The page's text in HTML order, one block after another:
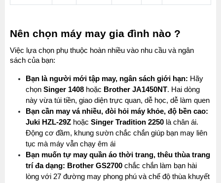
Nên chọn máy may gia đình nào ?
Việc lựa chọn phụ thuộc hoàn nhiều vào nhu cầu và ngân
sách của bạn:
Bạn là người mới tập may, ngân sách giới hạn: Hãy
chọn Singer 1408 hoặc Brother JA1450NT. Hai dòng
này vừa túi tiền, giao diện trực quan, dễ học, dễ làm quen
Bạn cần may vá nhiều, đòi hỏi máy khỏe, độ bền cao:
Juki HZL-29Z hoặc Singer Tradition 2250 là chân ái.
Động cơ đầm, khung sườn chắc chắn giúp bạn may liên
tục mà máy vẫn chạy êm ái
Bạn muốn tự may quần áo thời trang, thêu thùa trang
trí đa dạng: Brother GS2700 chắc chắn làm bạn hài
lòng với 27 đường may phong phú và chế độ thùa khuyết